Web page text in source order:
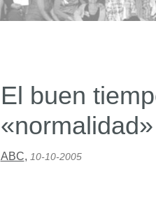
El buen
ABC, 10-10-2005